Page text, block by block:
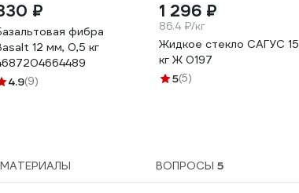
₽
фибра
12 мм, 0,5 кг
4.9(9)
1 296 ₽
86.4 ₽/кг
Жидкое стекло САГУС 15
кг Ж 0197
5(5)
ВОПРОСЫ 5